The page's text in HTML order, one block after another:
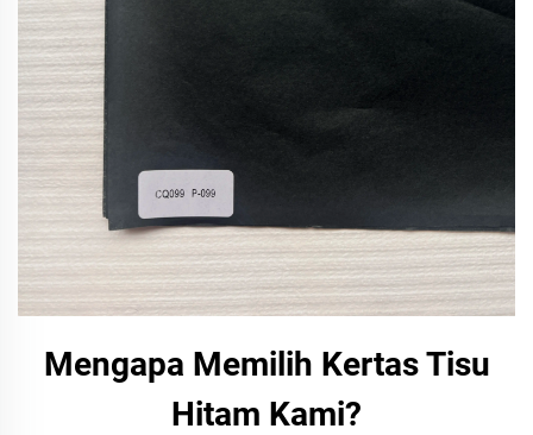
Mengapa Memilih Kertas Tisu
Hitam Kami?